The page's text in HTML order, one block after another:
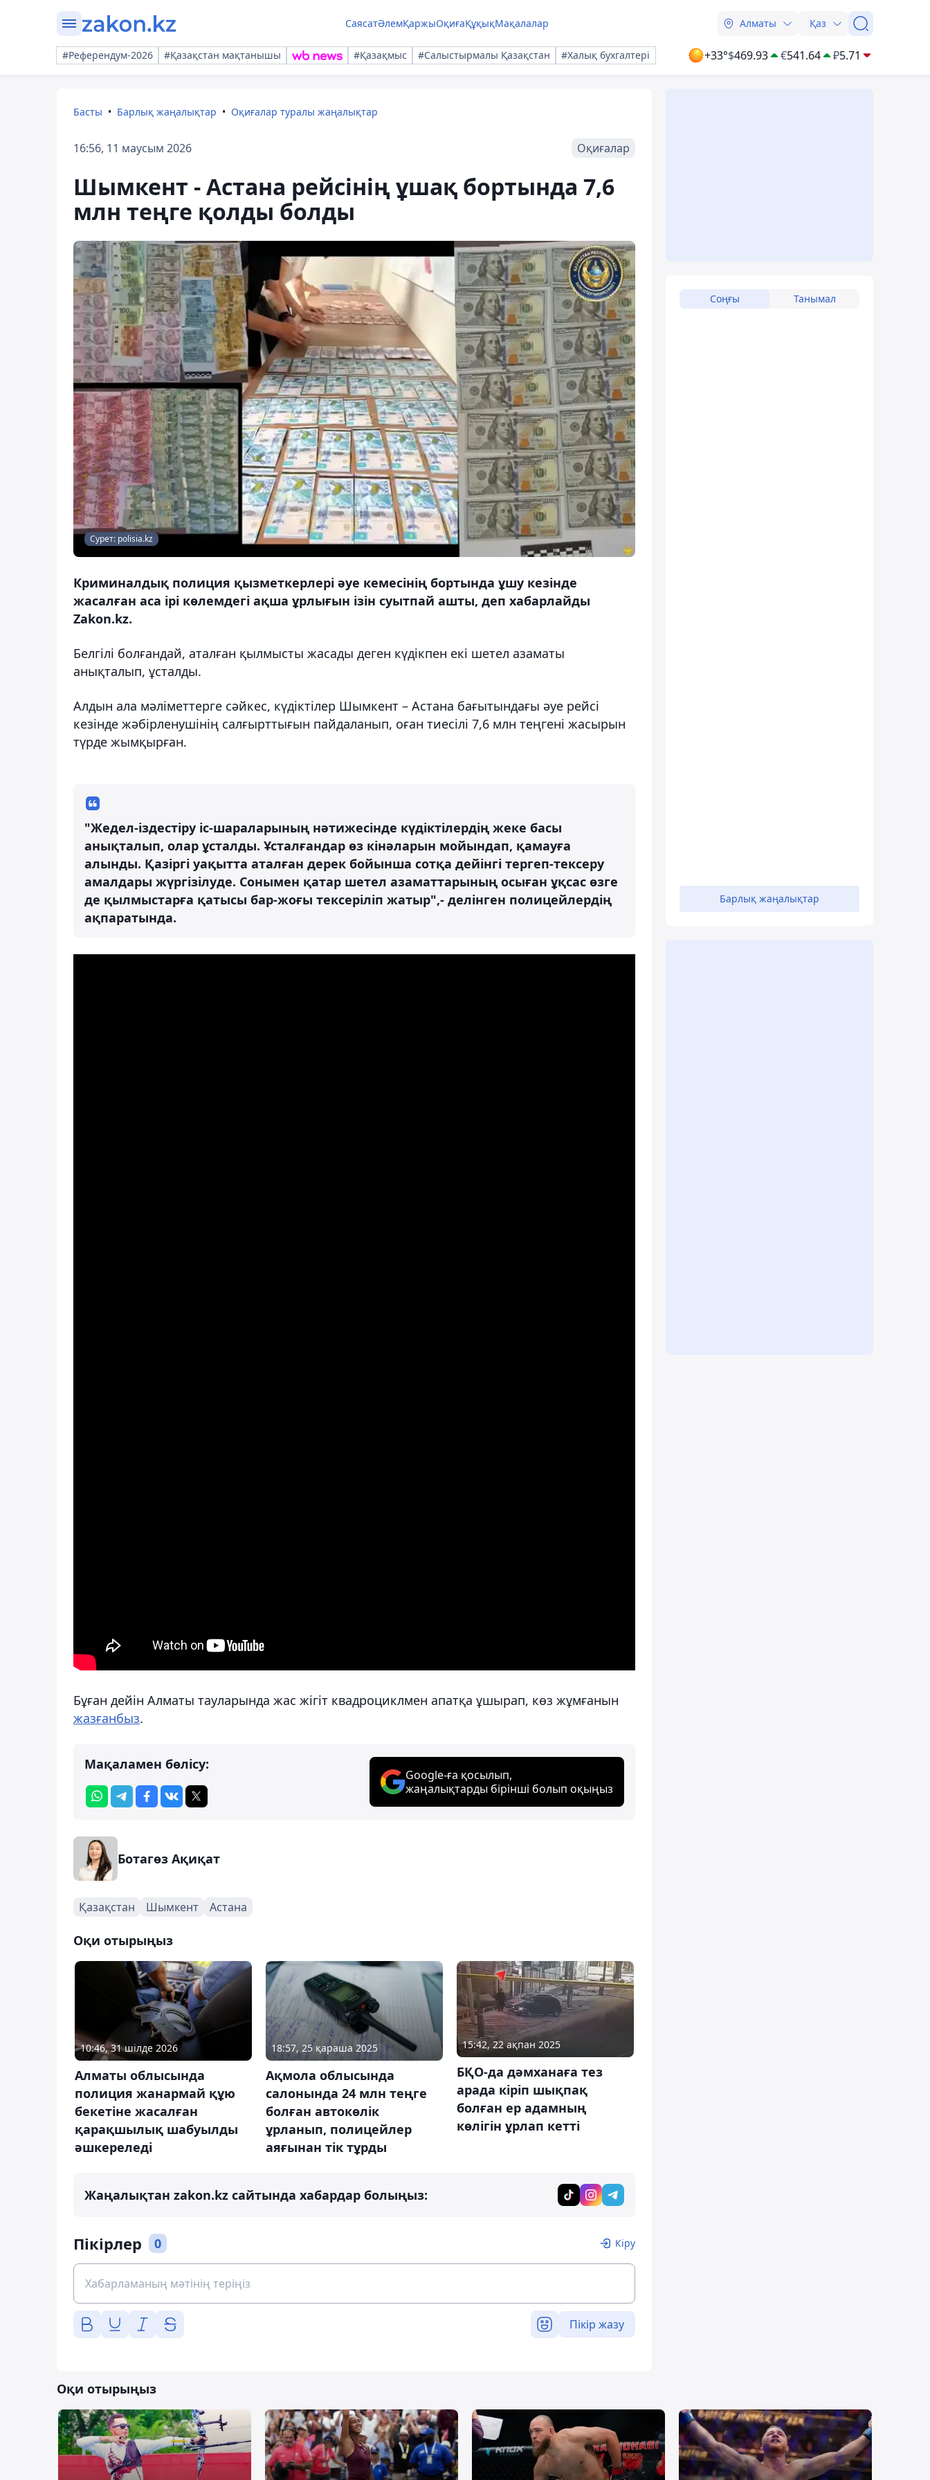
СаясатӘлемҚаржыОқиғаҚұқықМақалалар Алматы Қаз
#Референдум-2026 #Қазақстан мақтанышы #Қазақмыс #Салыстырмалы Қазақстан #Халық бухгалтері +33°$469.93 €541.64 ₽5.71
Басты Барлық жаңалықтар Оқиғалар туралы жаңалықтар
16:56, 11 маусым 2026 Оқиғалар
Шымкент - Астана рейсінің ұшақ бортында 7,6
млн теңге қолды болды
Сурет: polisia.kz
Криминалдық полиция қызметкерлері әуе кемесінің бортында ұшу кезінде
жасалған аса ірі көлемдегі ақша ұрлығын ізін суытпай ашты, деп хабарлайды
Zakon.kz.
Белгілі болғандай, аталған қылмысты жасады деген күдікпен екі шетел азаматы
анықталып, ұсталды.
Алдын ала мәліметтерге сәйкес, күдіктілер Шымкент – Астана бағытындағы әуе рейсі
кезінде жәбірленушінің салғырттығын пайдаланып, оған тиесілі 7,6 млн теңгені жасырын
түрде жымқырған.
"Жедел-іздестіру іс-шараларының нәтижесінде күдіктілердің жеке басы
анықталып, олар ұсталды. Ұсталғандар өз кінәларын мойындап, қамауға
алынды. Қазіргі уақытта аталған дерек бойынша сотқа дейінгі тергеп-тексеру
амалдары жүргізілуде. Сонымен қатар шетел азаматтарының осыған ұқсас өзге
де қылмыстарға қатысы бар-жоғы тексеріліп жатыр",- делінген полицейлердің
ақпаратында.
Бұған дейін Алматы тауларында жас жігіт квадроциклмен апатқа ұшырап, көз жұмғанын
жазғанбыз.
Мақаламен бөлісу:
Google-ға қосылып,
жаңалықтарды бірінші болып оқыңыз
Ботагөз Ақиқат
Қазақстан Шымкент Астана
Оқи отырыңыз
10:46, 31 шілде 2026
Алматы облысында
полиция жанармай құю
бекетіне жасалған
қарақшылық шабуылды
әшкереледі
18:57, 25 қараша 2025
Ақмола облысында
салонында 24 млн теңге
болған автокөлік
ұрланып, полицейлер
аяғынан тік тұрды
15:42, 22 ақпан 2025
БҚО-да дәмханаға тез
арада кіріп шықпақ
болған ер адамның
көлігін ұрлап кетті
Жаңалықтан zakon.kz сайтында хабардар болыңыз:
Пікірлер 0 Кіру
Пікір жазу
Соңғы Танымал
Барлық жаңалықтар
Оқи отырыңыз